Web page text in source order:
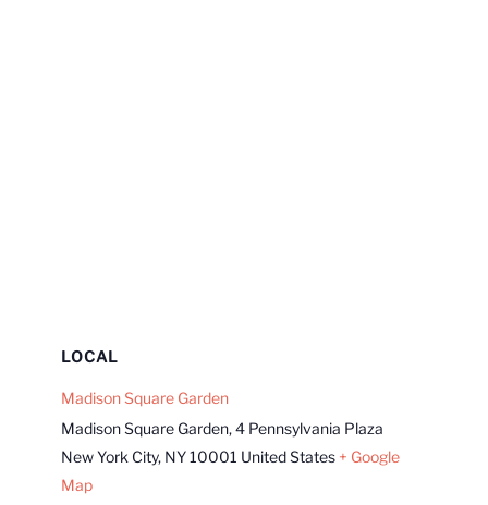
LOCAL
Madison Square Garden
Madison Square Garden, 4 Pennsylvania Plaza
New York City, NY10001 United States + Google
Map